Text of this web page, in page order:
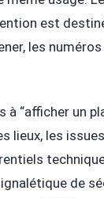
est
les
“afficher un
lieux, les
de